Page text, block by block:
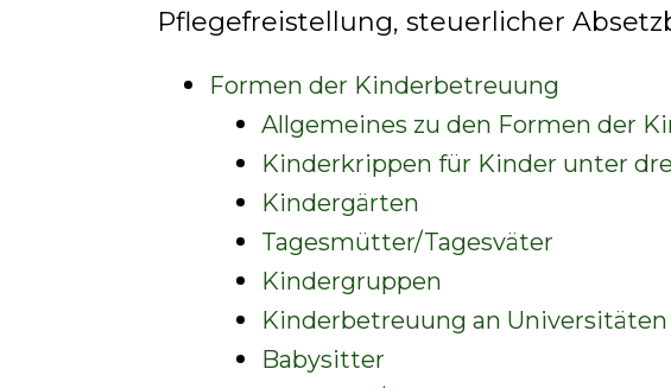
Pflegefreistellung, steuerlicher
Formen der Kinderbetreuung
Allgemeines zu den Formen der
Kinderkrippen für Kinder unter
Kindergärten
Tagesmütter/Tagesväter
Kindergruppen
Kinderbetreuung an Universitäten
Babysitter